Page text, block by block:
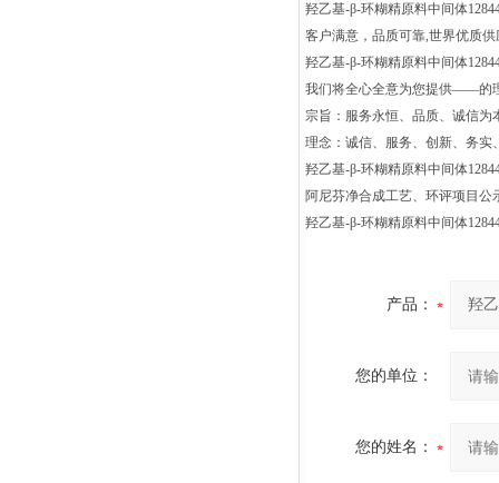
羟乙基-β-环糊精原料中间体
客户满意，品质可靠,世界优质
羟乙基-β-环糊精原料中间体
我们将全心全意为您提供——的
宗旨：服务永恒、品质、诚信
理念：诚信、服务、创新、务实
羟乙基-β-环糊精原料中间体
阿尼芬净合成工艺、环评项目
羟乙基-β-环糊精原料中间体
产品：
您的单位：
您的姓名：